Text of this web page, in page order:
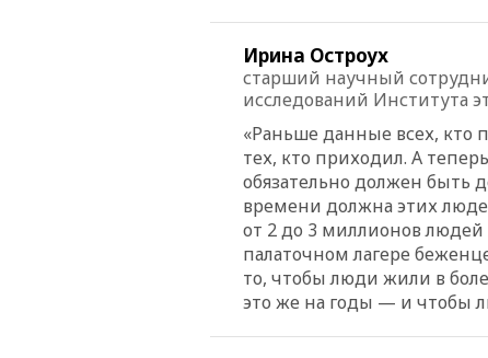
Ирина Остроух
старший научный
исследований Института
«Раньше данные всех, кто
тех, кто приходил. А
обязательно должен быть
времени должна этих
от 2 до 3 миллионов
палаточном лагере
то, чтобы люди жили в
это же на годы — и чтобы